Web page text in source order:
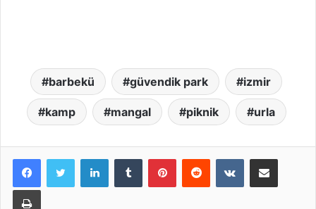
barbekü güvendik park izmir
kamp mangal piknik urla
LinkedInTumblr PinterestReddit VKontakteE-Posta ile paylaş
Yazdır